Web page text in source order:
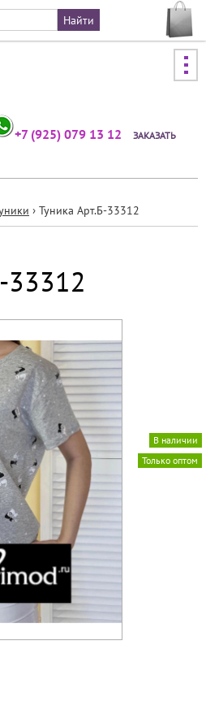
to navigation
+7 (925) 079 13 12
ЗАКАЗАТЬ
› Туника Арт.Б-33312
33312
Только оптом
В наличии